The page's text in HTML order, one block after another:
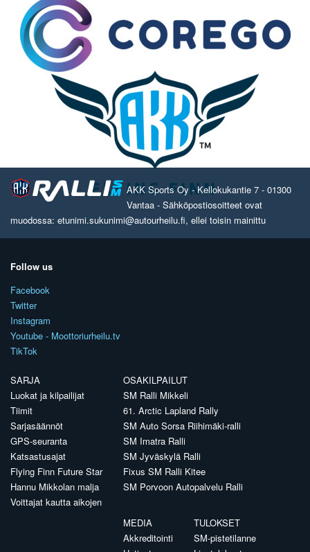
AKK Sports Oy - Kellokukantie 7 - 01300
Vantaa - Sähköpostiosoitteet ovat
muodossa: etunimi.sukunimi@autourheilu.fi, ellei toisin mainittu
Follow us
Facebook
Twitter
Instagram
Youtube - Moottoriurheilu.tv
TikTok
SARJA
Luokat ja kilpailijat
Tiimit
Sarjasäännöt
GPS-seuranta
Katsastusajat
Flying Finn Future Star
Hannu Mikkolan malja
Voittajat kautta aikojen
OSAKILPAILUT
SM Ralli Mikkeli
61. Arctic Lapland Rally
SM Auto Sorsa Riihimäki-ralli
SM Imatra Ralli
SM Jyväskylä Ralli
Fixus SM Ralli Kitee
SM Porvoon Autopalvelu Ralli
MEDIA
Akkreditointi
TULOKSET
SM-pistetilanne